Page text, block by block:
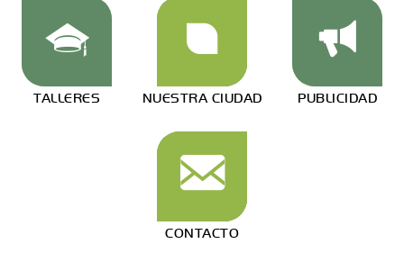
TALLERES NUESTRA CIUDAD PUBLICIDAD
CONTACTO